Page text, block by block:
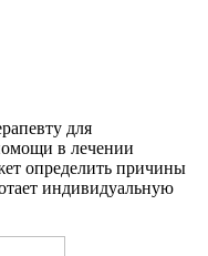
для
в лечении
определить причины
индивидуальную